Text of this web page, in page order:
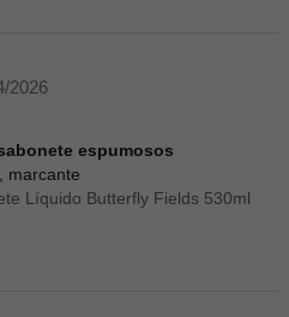
2026
espumosos
marcante
Líquido Butterfly Fields 530ml